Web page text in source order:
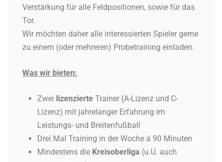
Verstärkung für alle Feldpositionen, sowie für das
Tor.
Wir möchten daher alle interessierten Spieler gerne
zu einem (oder mehreren) Probetraining einladen.
Was wir bieten:
Zwei lizenzierte Trainer (A-Lizenz und C-
Lizenz) mit jahrelanger Erfahrung im
Leistungs- und Breitenfußball
Drei Mal Training in der Woche á 90 Minuten
Mindestens die Kreisoberliga (u.U. auch